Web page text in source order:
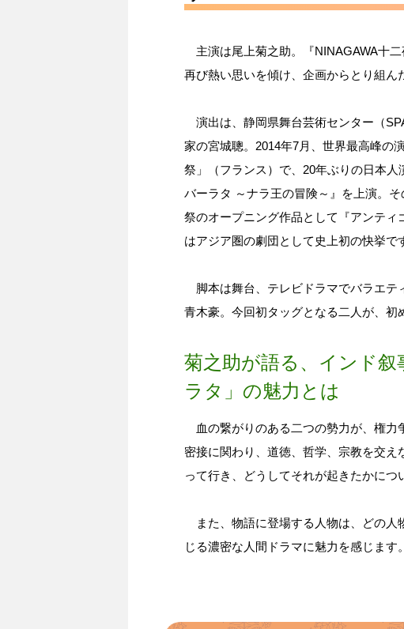
主演は尾上菊之助。『NINAGAWA十
再び熱い思いを傾け、企画からとり組ん
演出は、静岡県舞台芸術センター（
家の宮城聰。2014年7月、世界最高峰の
祭」（フランス）で、20年ぶりの日本人
バーラタ ～ナラ王の冒険～』を上演。
祭のオープニング作品として『アンティ
はアジア圏の劇団として史上初の快挙で
脚本は舞台、テレビドラマでバラエテ
青木豪。今回初タッグとなる二人が、初
菊之助が語る、インド叙
ラタ」の魅力とは
血の繋がりのある二つの勢力が、権力
密接に関わり、道徳、哲学、宗教を交え
って行き、どうしてそれが起きたかにつ
また、物語に登場する人物は、どの人
じる濃密な人間ドラマに魅力を感じます。